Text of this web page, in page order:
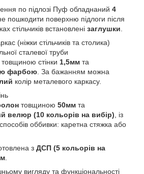
по підлозі Пуф обладнаний 4
пошкодити поверхню підлоги після
стільчиків встановлені заглушки
(ніжки стільчиків та столика)
сталевої труби
товщиною стінки 1,5мм та
фарбою . За бажанням можна
колір металевого каркасу.
товщиною 50мм та
велюр (10 кольорів на вибір) , із
оббивки: каретна стяжка або
з ДСП (5 кольорів на
вигляду та функціональності